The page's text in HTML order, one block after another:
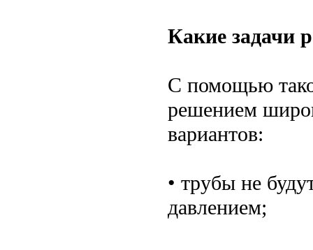
Какие задачи
С помощью
решением
вариантов:
• трубы не
давлением;